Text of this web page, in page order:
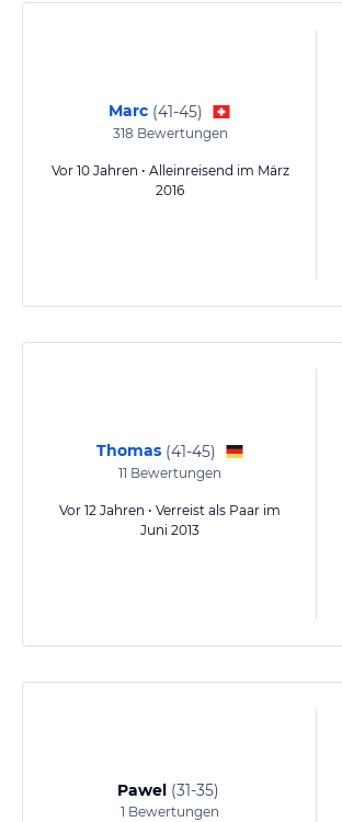
Marc (41-45)
318 Bewertungen
Vor 10 Jahren • Alleinreisend im März
2016
Thomas (41-45)
11 Bewertungen
Vor 12 Jahren • Verreist als Paar im
Juni 2013
Pawel (31-35)
1 Bewertungen